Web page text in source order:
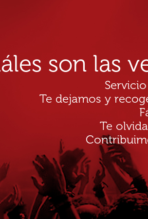
son las
Te dejamos y
Te